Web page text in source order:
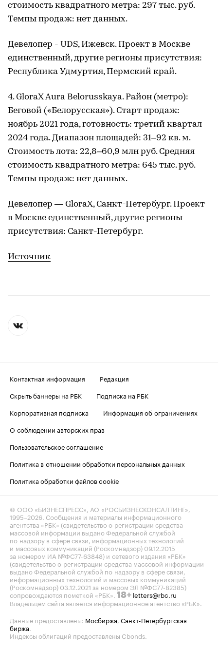
стоимость квадратного метра: 297 тыс. руб.
Темпы продаж: нет данных.
Девелопер - UDS, Ижевск. Проект в Москве
единственный, другие регионы присутствия:
Республика Удмуртия, Пермский край.
4. GloraX Aura Belorusskaya. Район (метро):
Беговой («Белорусская»). Старт продаж:
ноябрь 2021 года, готовность: третий квартал
2024 года. Диапазон площадей: 31–92 кв. м.
Стоимость лота: 22,8–60,9 млн руб. Средняя
стоимость квадратного метра: 645 тыс. руб.
Темпы продаж: нет данных.
Девелопер — GloraX, Санкт-Петербург. Проект
в Москве единственный, другие регионы
присутствия: Санкт-Петербург.
Источник
Контактная информация
Редакция
Скрыть баннеры на РБК
Подписка на РБК
Корпоративная подписка
Информация об ограничениях
О соблюдении авторских прав
Пользовательское соглашение
Политика в отношении обработки персональных данных
Политика обработки файлов cookie
© ООО «БИЗНЕСПРЕСС», АО «РОСБИЗНЕСКОНСАЛТИНГ»,
1995–2026 . Сообщения и материалы информационного
агентства «РБК» (свидетельство о регистрации средства
массовой информации выдано Федеральной службой
по надзору в сфере связи, информационных технологий
и массовых коммуникаций (Роскомнадзор) 09.12.2015
за номером ИА №ФС77-63848) и сетевого издания «РБК»
(свидетельство о регистрации средства массовой информации
выдано Федеральной службой по надзору в сфере связи,
информационных технологий и массовых коммуникаций
(Роскомнадзор) 03.12.2021 за номером ЭЛ №ФС77-82385)
сопровождаются пометкой «РБК». 18+ letters@rbc.ru
Владельцем сайта является информационное агентство «РБК».
Данные предоставлены: Мосбиржа Санкт-Петербургская
биржа
Индексы облигаций предоставлены Cbonds.